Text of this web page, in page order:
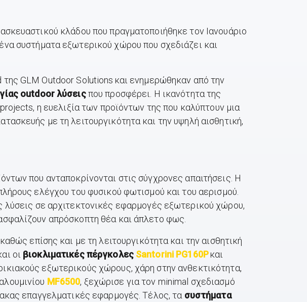
κλάδου που πραγματοποιήθηκε τον Ιανουάριο
συστήματα εξωτερικού χώρου που σχεδιάζει και
GLM Outdoor Solutions και ενημερώθηκαν από την
outdoorλύσειςπου προσφέρει. Η ικανότητα της
η ευελιξία των προϊόντων της που καλύπτουν μια
με τη λειτουργικότητα και την υψηλή αισθητική,
που ανταποκρίνονται στις σύγχρονες απαιτήσεις. Η
ελέγχου του φυσικού φωτισμού και του αερισμού.
λύσεις σε αρχιτεκτονικές εφαρμογές εξωτερικού χώρου,
απρόσκοπτη θέα και άπλετο φως.
επίσης και με τη λειτουργικότητα και την αισθητική
οι βιοκλιματικές πέργκολες Santorini PG160Pκαι
εξωτερικούς χώρους, χάρη στην ανθεκτικότητα,
MF6500, ξεχώρισε για τον minimal σχεδιασμό
επαγγελματικές εφαρμογές. Τέλος, τα συστήματα